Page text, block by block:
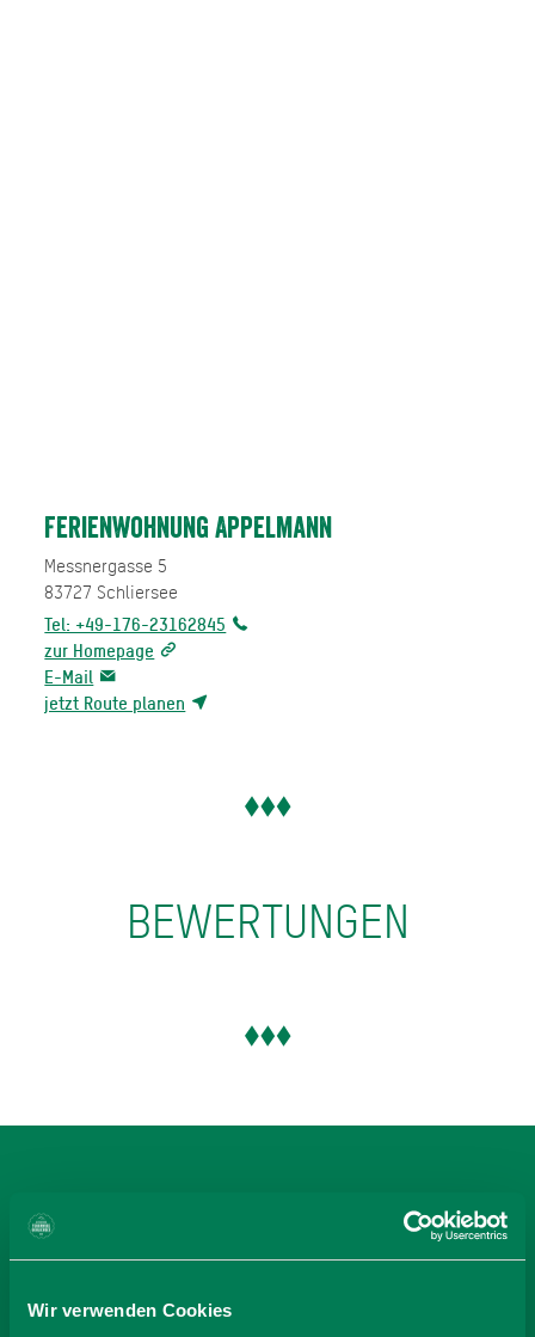
Wir verwenden Cookies
Ferienwohnung Appelmann
Messnergasse 5
83727 Schliersee
Tel: +49-176-23162845
zur Homepage
E-Mail
jetzt Route planen
BEWERTUNGEN
BEI FERIENWOHNUNG
APPELMANN BUCHEN